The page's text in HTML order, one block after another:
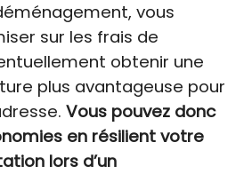
vous
sur les frais de
obtenir une
plus avantageuse pour
Vous pouvez donc
en résilient votre
lors d’un